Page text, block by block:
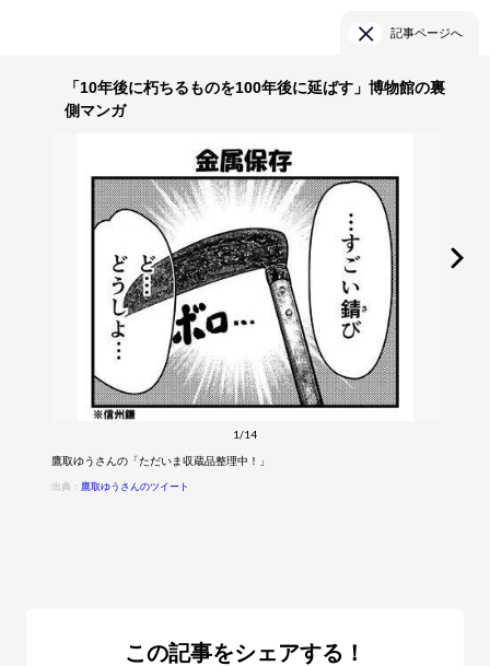
記事ページへ
「10年後に朽ちるものを100年後に延ばす」博物館の裏
側マンガ
1/14
鷹取ゆうさんの「ただいま収蔵品整理中！」
出典： 鷹取ゆうさんのツイート
この記事をシェアする！